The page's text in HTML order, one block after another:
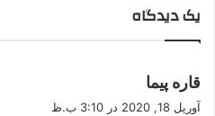
یک دیدگاه
قاره پیما
آوریل 18, 2020 در 3:10 ب.ظ